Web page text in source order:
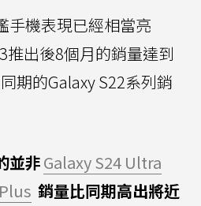
手機表現已經相當亮
推出後8個月的銷量達到
期的Galaxy S22系列銷
並非Galaxy S24 Ultra
銷量比同期高出將近